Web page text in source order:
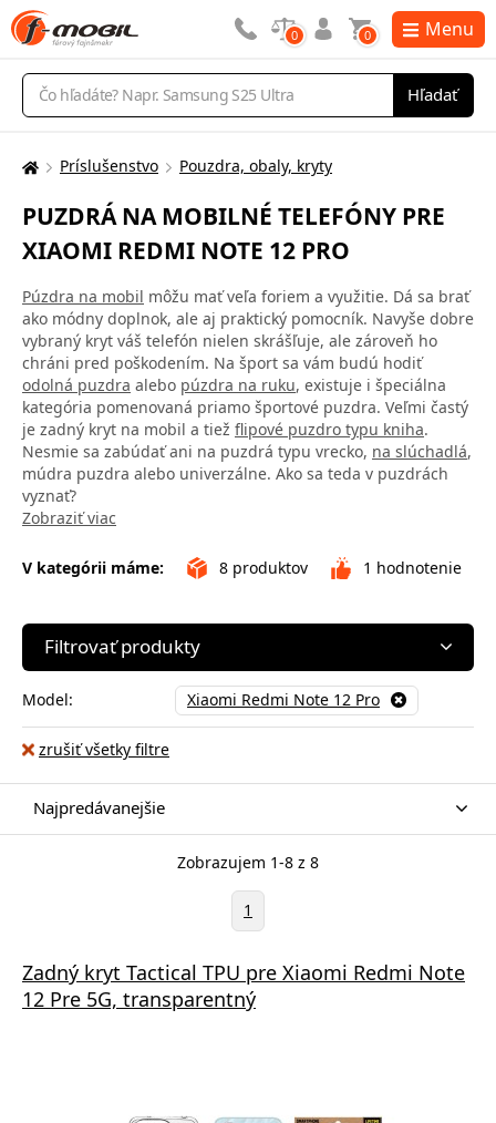
Vyhľadávanie
Hľadať
0 0 Menu
Tu
nachádzate:
Príslušenstvo Pouzdra, obaly, kryty
PUZDRÁ NA MOBILNÉ TELEFÓNY PRE
XIAOMI REDMI NOTE 12 PRO
Púzdra na mobil môžu mať veľa foriem a využitie. Dá sa brať
ako módny doplnok, ale aj praktický pomocník. Navyše dobre
vybraný kryt váš telefón nielen skrášľuje, ale zároveň ho
chráni pred poškodením. Na šport sa vám budú hodiť
odolná puzdra alebo púzdra na ruku, existuje i špeciálna
kategória pomenovaná priamo športové puzdra. Veľmi častý
je zadný kryt na mobil a tiež flipové puzdro typu kniha.
Nesmie sa zabúdať ani na puzdrá typu vrecko, na slúchadlá,
múdra puzdra alebo univerzálne. Ako sa teda v puzdrách
vyznať?
Zobraziť viac
V kategórii máme: 8 produktov 1 hodnotenie
Filtrovať produkty
Model: Xiaomi Redmi Note 12 Pro
zrušiť všetky filtre
Najpredávanejšie
Zobrazujem 1-8 z 8
1
Zadný kryt Tactical TPU pre Xiaomi Redmi Note
12 Pre 5G, transparentný